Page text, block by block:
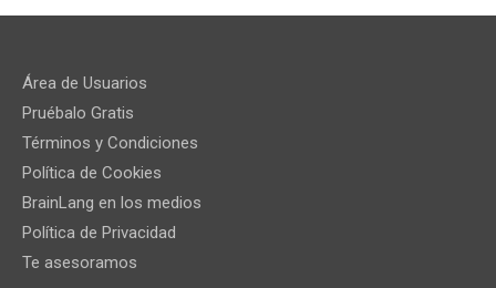
Área de Usuarios
Pruébalo Gratis
Términos y Condiciones
Política de Cookies
BrainLang en los medios
Política de Privacidad
Te asesoramos